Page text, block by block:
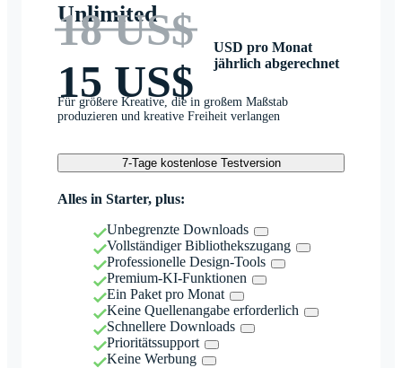
Unlimited
18 US$
15 US$
USD pro Monat
jährlich abgerechnet
Für größere Kreative, die in großem Maßstab
produzieren und kreative Freiheit verlangen
7-Tage kostenlose Testversion
Alles in Starter, plus:
Unbegrenzte Downloads
Vollständiger Bibliothekszugang
Professionelle Design-Tools
Premium-KI-Funktionen
Ein Paket pro Monat
Keine Quellenangabe erforderlich
Schnellere Downloads
Prioritätssupport
Keine Werbung